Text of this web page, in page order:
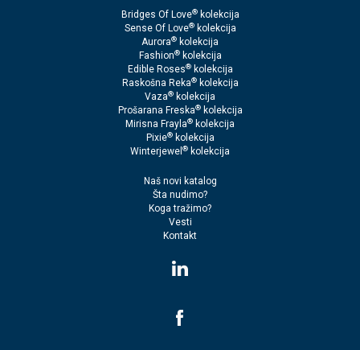
Bridges Of Love®kolekcija
Sense Of Love®kolekcija
Aurora® kolekcija
Fashion®kolekcija
Edible Roses®kolekcija
Raskošna Reka®kolekcija
Vaza® kolekcija
Prošarana Freska®kolekcija
Mirisna Frayla® kolekcija
Pixie®kolekcija
Winterjewel ® kolekcija
Naš novi katalog
Šta nudimo?
Koga tražimo?
Vesti
Kontakt